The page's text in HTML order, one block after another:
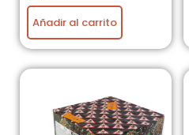
Añadir al carrito